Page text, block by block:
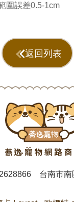
圍誤差0.5-1cm
返回列表
台南市